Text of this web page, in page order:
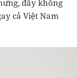
đây không
cả Việt Nam